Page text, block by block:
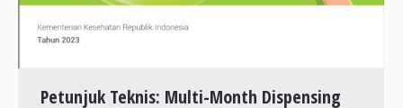
Petunjuk Teknis: Multi-Month Dispensing